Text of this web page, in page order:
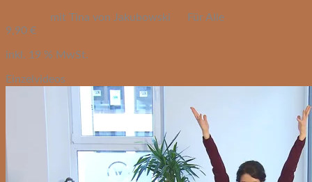
mit Tina von Jakubowski
Für Alle
9,90 €
inkl. 19 % MwSt.
Einzelvideos